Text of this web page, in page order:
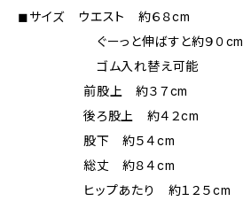
◼︎サイズ ウエスト 約６８cm
ぐーっと伸ばすと約９０cm
ゴム入れ替え可能
前股上 約３７cm
後ろ股上 約４２cm
股下 約５４cm
総丈 約８４cm
ヒップあたり 約１２５cm